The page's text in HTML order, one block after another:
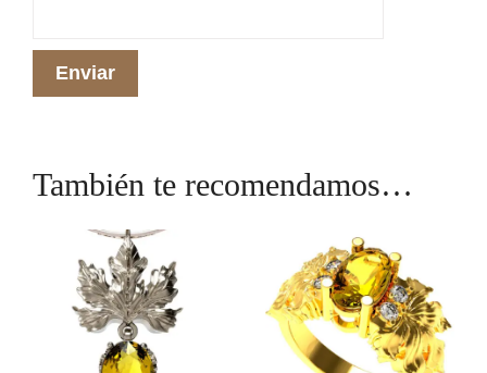
También te recomendamos…
producto
tiene
varias
variantes.
Las
opciones